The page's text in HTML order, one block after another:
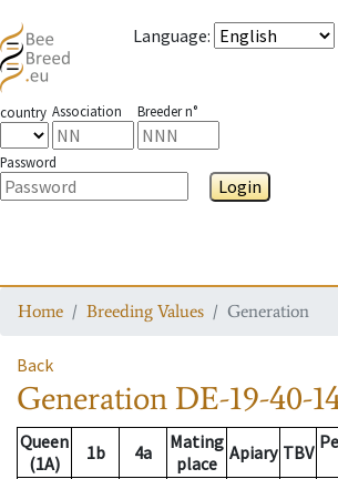
Language:
country Association Breeder n°
Password
Login
Home Breeding Values Generation
Back
Generation DE-19-40-
Queen
(1A)
1b 4a
Mating
place Apiary TBV